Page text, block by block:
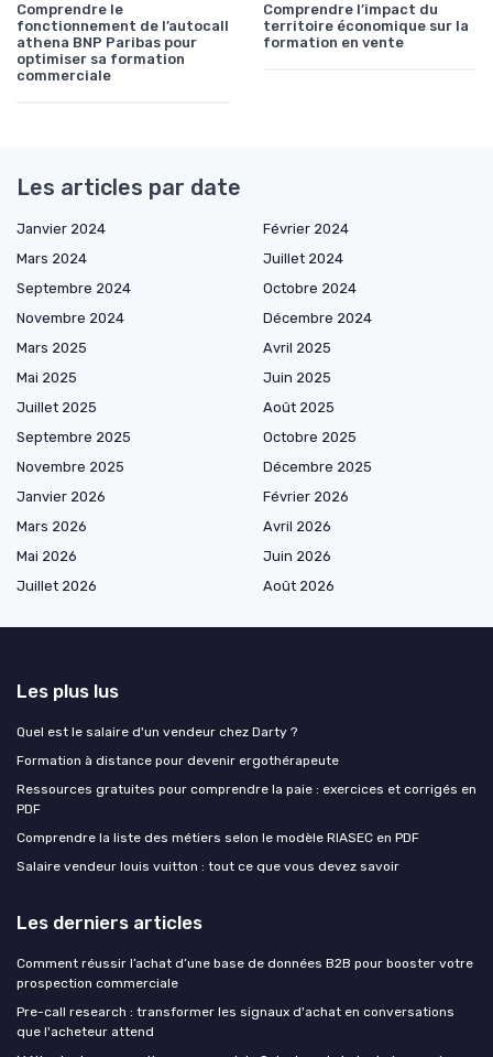
Comprendre le
fonctionnement de l’autocall
athena BNP Paribas pour
optimiser sa formation
commerciale
Comprendre l’impact du
territoire économique sur la
formation en vente
Les articles par date
Janvier 2024
Février 2024
Mars 2024
Juillet 2024
Septembre 2024
Octobre 2024
Novembre 2024
Décembre 2024
Mars 2025
Avril 2025
Mai 2025
Juin 2025
Juillet 2025
Août 2025
Septembre 2025
Octobre 2025
Novembre 2025
Décembre 2025
Janvier 2026
Février 2026
Mars 2026
Avril 2026
Mai 2026
Juin 2026
Juillet 2026
Août 2026
Les plus lus
Quel est le salaire d'un vendeur chez Darty ?
Formation à distance pour devenir ergothérapeute
Ressources gratuites pour comprendre la paie : exercices et corrigés en
PDF
Comprendre la liste des métiers selon le modèle RIASEC en PDF
Salaire vendeur louis vuitton : tout ce que vous devez savoir
Les derniers articles
Comment réussir l’achat d’une base de données B2B pour booster votre
prospection commerciale
Pre-call research : transformer les signaux d'achat en conversations
que l'acheteur attend